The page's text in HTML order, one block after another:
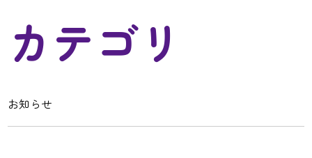
カテゴリ
お知らせ